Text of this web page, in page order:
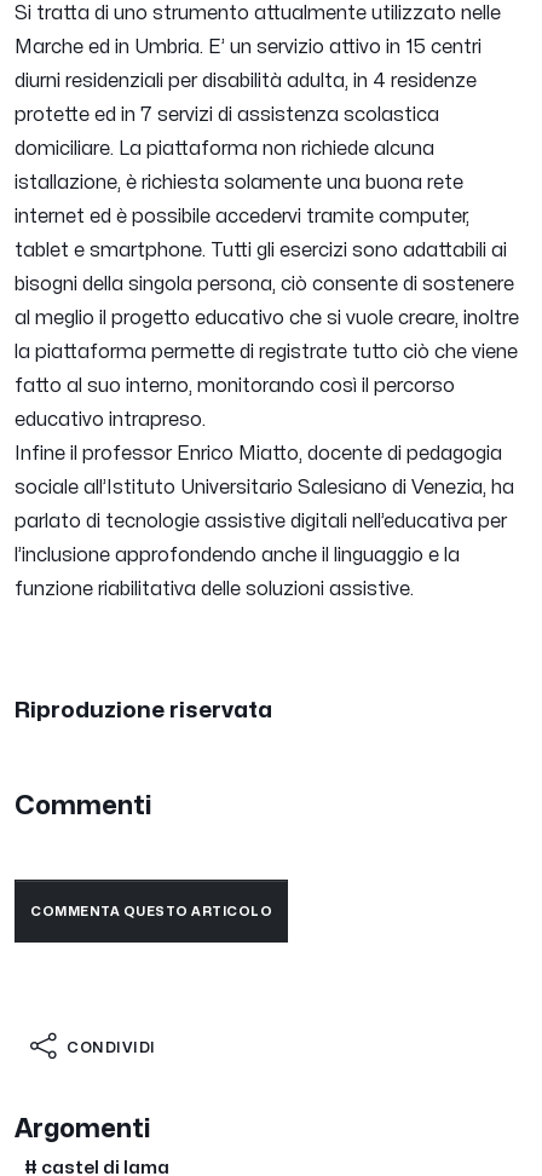
Si tratta di uno strumento attualmente utilizzato nelle
Marche ed in Umbria. E’ un servizio attivo in 15 centri
diurni residenziali per disabilità adulta, in 4 residenze
protette ed in 7 servizi di assistenza scolastica
domiciliare. La piattaforma non richiede alcuna
istallazione, è richiesta solamente una buona rete
internet ed è possibile accedervi tramite computer,
tablet e smartphone. Tutti gli esercizi sono adattabili ai
bisogni della singola persona, ciò consente di sostenere
al meglio il progetto educativo che si vuole creare, inoltre
la piattaforma permette di registrate tutto ciò che viene
fatto al suo interno, monitorando così il percorso
educativo intrapreso.
Infine il professor Enrico Miatto, docente di pedagogia
sociale all’Istituto Universitario Salesiano di Venezia, ha
parlato di tecnologie assistive digitali nell’educativa per
l’inclusione approfondendo anche il linguaggio e la
funzione riabilitativa delle soluzioni assistive.
Riproduzione riservata
Commenti
COMMENTA QUESTO ARTICOLO
CONDIVIDI
Argomenti
# castel di lama